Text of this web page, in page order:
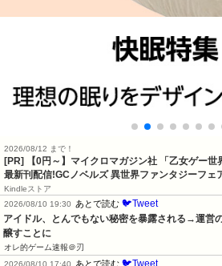
2026/08/12 まで！
[PR] 【0円～】マイクロマガジン社 「乙女ゲー世
最新刊配信!GCノベルズ 異世界ファンタジーフェ
Kindleストア
2026/08/10 19:30
あとで読む 🐦Tweet
アイドル、とんでもない秘密を暴露される→運営
醸すことに
オレ的ゲーム速報＠刃
あとで読む